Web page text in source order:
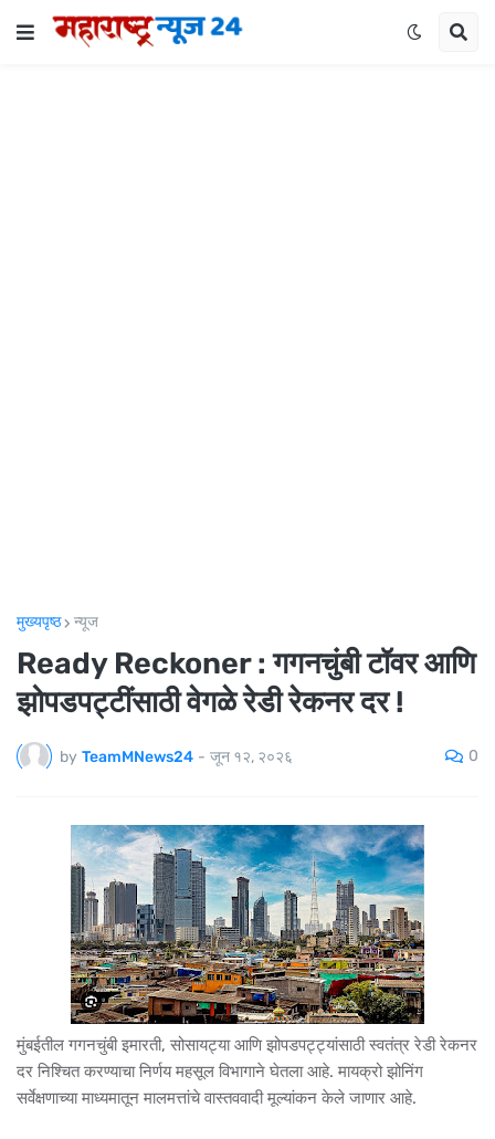
मुख्यपृष्ठ न्यूज
Ready Reckoner : गगनचुंबी टॉवर आणि
झोपडपट्टींसाठी वेगळे रेडी रेकनर दर !
by TeamMNews24 - जून १२, २०२६ 0
मुंबईतील गगनचुंबी इमारती, सोसायट्या आणि झोपडपट्ट्यांसाठी स्वतंत्र रेडी रेकनर
दर निश्चित करण्याचा निर्णय महसूल विभागाने घेतला आहे. मायक्रो झोनिंग
सर्वेक्षणाच्या माध्यमातून मालमत्तांचे वास्तववादी मूल्यांकन केले जाणार आहे.